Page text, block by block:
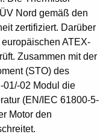
Nord gemäß den
zertifiziert. Darüber
ATEX-
Zusammen mit der
(STO) des
01/-02 Modul die
(EN/IEC 61800-5-
Motor den